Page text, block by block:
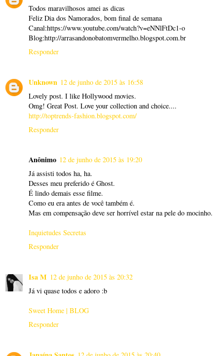
Todos maravilhosos amei as dicas
Feliz Dia dos Namorados, bom final de semana
Canal:https://www.youtube.com/watch?v=eNNlFtDc1-o
Blog:http://arrasandonobatomvermelho.blogspot.com.br
Responder
Unknown 12 de junho de 2015 às 16:58
Lovely post. I like Hollywood movies.
Omg! Great Post. Love your collection and choice....
http://toptrends-fashion.blogspot.com/
Responder
Anônimo 12 de junho de 2015 às 19:20
Já assisti todos ha, ha.
Desses meu preferido é Ghost.
É lindo demais esse filme.
Como eu era antes de você também é.
Mas em compensação deve ser horrível estar na pele do mocinho.
Inquietudes Secretas
Responder
Isa M 12 de junho de 2015 às 20:32
Já vi quase todos e adoro :b
Sweet Home | BLOG
Responder